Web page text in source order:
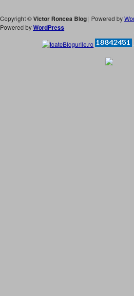
Copyright ©Victor Roncea Blog | Powered by
Powered byWordPress